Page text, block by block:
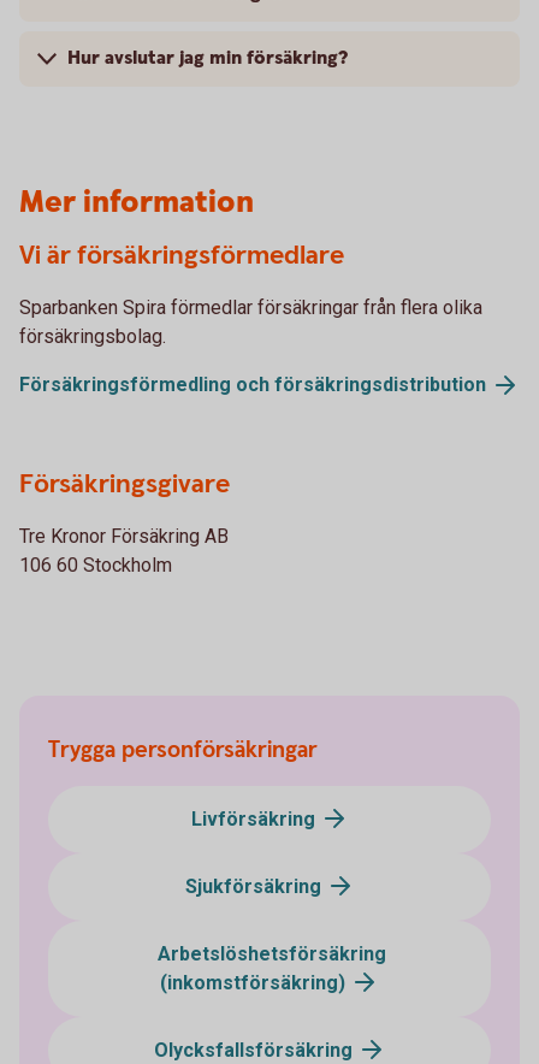
Hur avslutar jag min försäkring?
Mer information
Vi är försäkringsförmedlare
Sparbanken Spira förmedlar försäkringar från flera olika
försäkringsbolag.
Försäkringsförmedling och försäkringsdistribution
Försäkringsgivare
Tre Kronor Försäkring AB
106 60 Stockholm
Trygga personförsäkringar
Livförsäkring
Sjukförsäkring
Arbetslöshetsförsäkring
(inkomstförsäkring)
Olycksfallsförsäkring